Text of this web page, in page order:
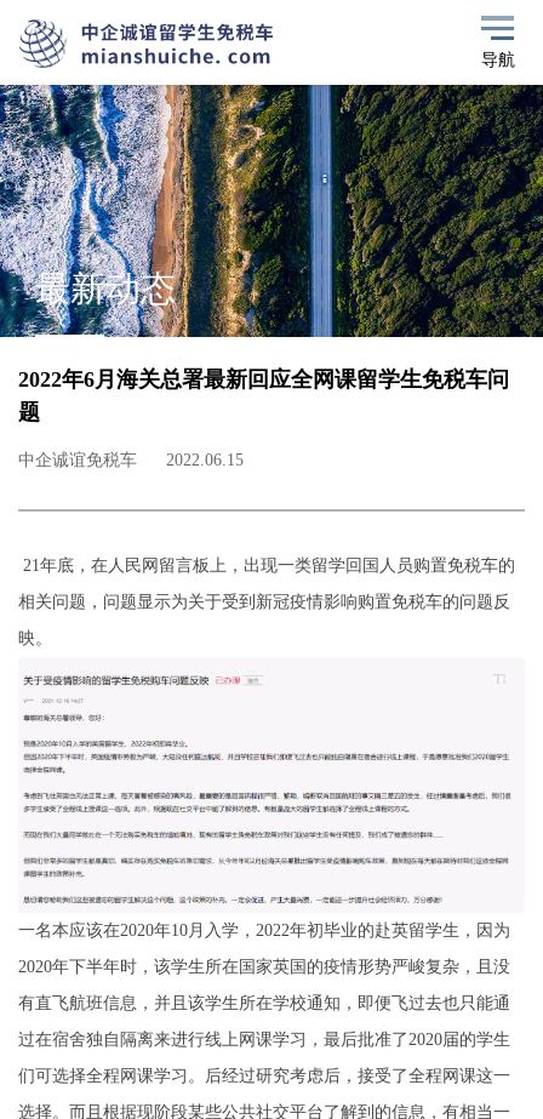
导航
最新动态
2022年6月海关总署最新回应全网课留学生免税车问
题
中企诚谊免税车 2022.06.15
21年底，在人民网留言板上，出现一类留学回国人员购置免税车的
相关问题，问题显示为关于受到新冠疫情影响购置免税车的问题反
映。
一名本应该在2020年10月入学，2022年初毕业的赴英留学生，因为
2020年下半年时，该学生所在国家英国的疫情形势严峻复杂，且没
有直飞航班信息，并且该学生所在学校通知，即便飞过去也只能通
过在宿舍独自隔离来进行线上网课学习，最后批准了2020届的学生
们可选择全程网课学习。后经过研究考虑后，接受了全程网课这一
选择。而且根据现阶段某些公共社交平台了解到的信息，有相当一